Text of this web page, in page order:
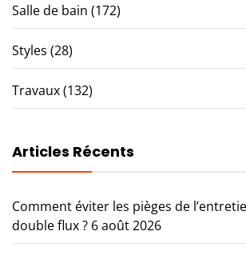
Salle de bain (172)
Styles (28)
Travaux(132)
Articles Récents
Comment éviter les pièges de
double flux ? 6 août 2026